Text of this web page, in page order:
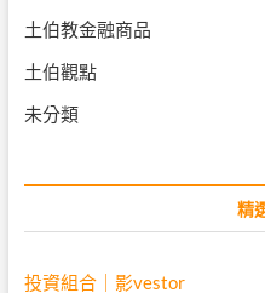
土伯教金融商品
土伯觀點
未分類
精
投資組合｜影vestor